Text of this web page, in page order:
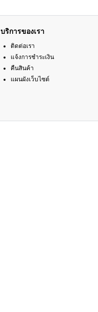
บริการของเรา
ติดต่อเรา
แจ้งการชำระเงิน
คืนสินค้า
แผนผังเว็บไซต์